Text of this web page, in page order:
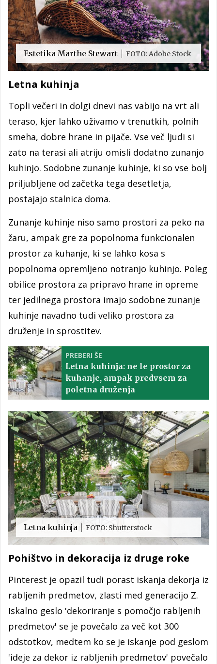
Estetika Marthe Stewart FOTO: Adobe Stock
Letna kuhinja
Topli večeri in dolgi dnevi nas vabijo na vrt ali
teraso, kjer lahko uživamo v trenutkih, polnih
smeha, dobre hrane in pijače. Vse več ljudi si
zato na terasi ali atriju omisli dodatno zunanjo
kuhinjo. Sodobne zunanje kuhinje, ki so vse bolj
priljubljene od začetka tega desetletja,
postajajo stalnica doma.
Zunanje kuhinje niso samo prostori za peko na
žaru, ampak gre za popolnoma funkcionalen
prostor za kuhanje, ki se lahko kosa s
popolnoma opremljeno notranjo kuhinjo. Poleg
obilice prostora za pripravo hrane in opreme
ter jedilnega prostora imajo sodobne zunanje
kuhinje navadno tudi veliko prostora za
druženje in sprostitev.
PREBERI ŠE
Letna kuhinja: ne le prostor za
kuhanje, ampak predvsem za
poletna druženja
Letna kuhinja FOTO: Shutterstock
Pohištvo in dekoracija iz druge roke
Pinterest je opazil tudi porast iskanja dekorja iz
rabljenih predmetov, zlasti med generacijo Z.
Iskalno geslo 'dekoriranje s pomočjo rabljenih
predmetov' se je povečalo za več kot 300
odstotkov, medtem ko se je iskanje pod geslom
'ideje za dekor iz rabljenih predmetov' povečalo